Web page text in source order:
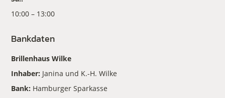
10:00 – 13:00
Bankdaten
Brillenhaus Wilke
Inhaber: Janina und K.-H. Wilke
Bank: Hamburger Sparkasse